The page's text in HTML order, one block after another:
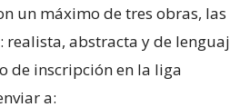
un máximo de tres obras, las
realista, abstracta y de
de inscripción en la liga
a: